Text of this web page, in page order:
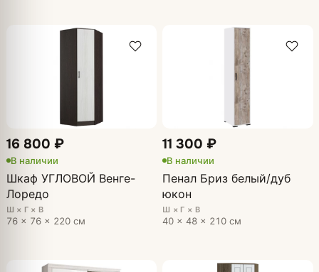
16 800 ₽
В наличии
Шкаф УГЛОВОЙ Венге-
Лоредо
Ш × Г × В
76 × 76 × 220 см
11 300 ₽
В наличии
Пенал Бриз белый/дуб
юкон
Ш × Г × В
40 × 48 × 210 см